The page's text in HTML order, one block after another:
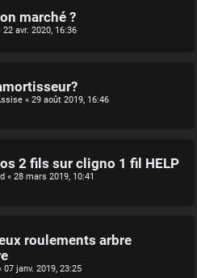
marché ?
22 avr. 2020, 16:36
« 29 août 2019, 16:46
2 fils sur cligno 1 fil HELP
« 28 mars 2019, 10:41
roulements arbre
07 janv. 2019, 23:25